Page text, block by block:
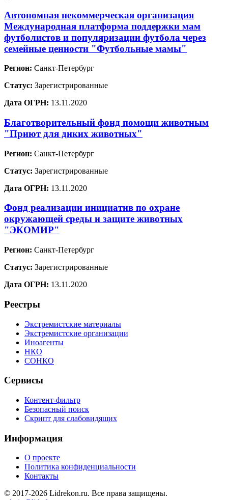
Автономная некоммерческая организация
Международная платформа поддержки мам
футболистов и популяризации футбола через
семейные ценности "Футбольные мамы"
Регион: Санкт-Петербург
Статус: Зарегистрированные
Дата ОГРН: 13.11.2020
Благотворительный фонд помощи животным
"Приют для диких животных"
Регион: Санкт-Петербург
Статус: Зарегистрированные
Дата ОГРН: 13.11.2020
Фонд реализации инициатив по охране
окружающей среды и защите животных
"ЭКОМИР"
Регион: Санкт-Петербург
Статус: Зарегистрированные
Дата ОГРН: 13.11.2020
Реестры
Экстремистские материалы
Экстремистские организации
Иноагенты
НКО
СОНКО
Сервисы
Контент-фильтр
Безопасный поиск
Скрипт для слабовидящих
Информация
О проекте
Политика конфиденциальности
Контакты
© 2017-2026 Lidrekon.ru. Все права защищены.